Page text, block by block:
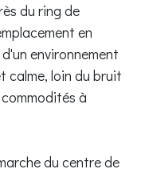
du ring de
en
environnement
calme, loin du bruit
à
du centre de